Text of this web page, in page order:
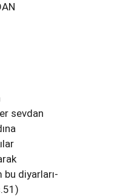
sevdan
diyarları-